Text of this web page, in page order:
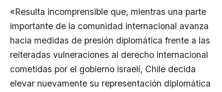
«Resulta incomprensible que, mientras una parte
importante de la comunidad internacional avanza
hacia medidas de presión diplomática frente a las
reiteradas vulneraciones al derecho internacional
cometidas por el gobierno israelí, Chile decida
elevar nuevamente su representación diplomática